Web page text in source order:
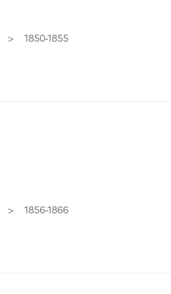
1850-1855
1856-1866